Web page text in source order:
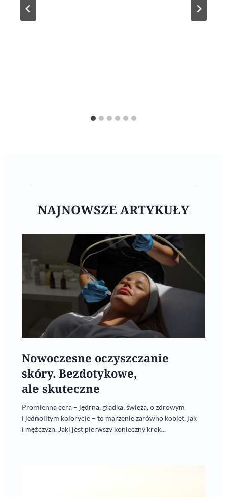
NAJNOWSZE ARTYKUŁY
Nowoczesne oczyszczanie
skóry. Bezdotykowe,
ale skuteczne
Promienna cera – jędrna, gładka, świeża, o zdrowym
i jednolitym kolorycie – to marzenie zarówno kobiet, jak
i mężczyzn. Jaki jest pierwszy konieczny krok...